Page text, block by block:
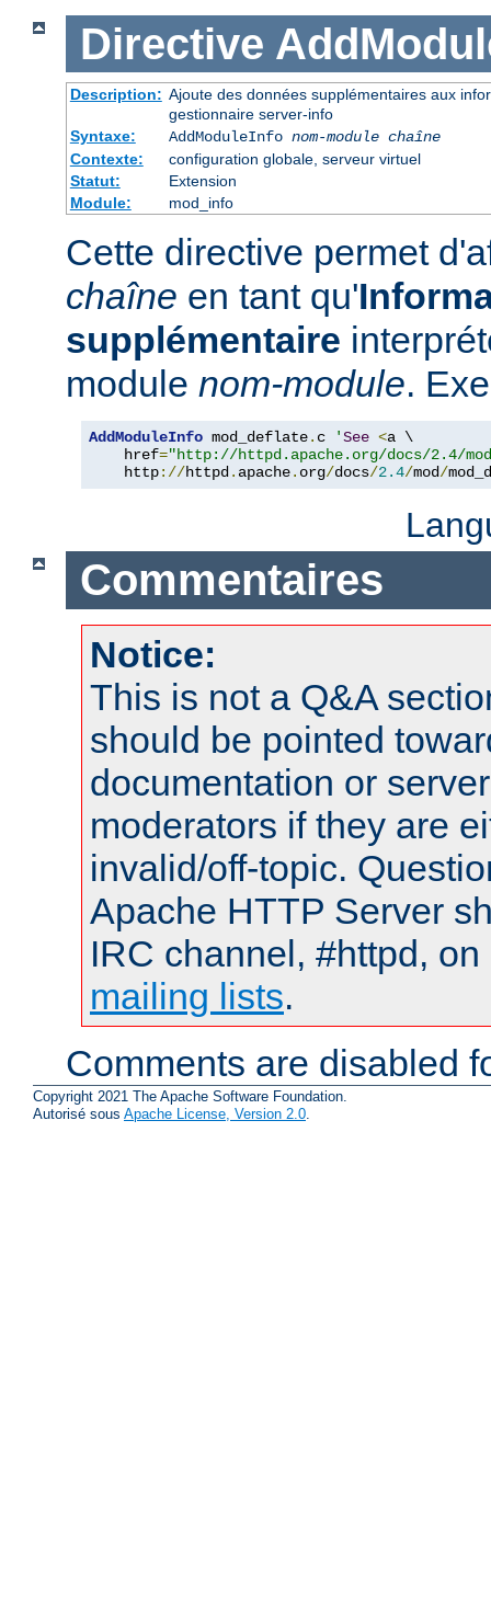
Directive
Description: Ajoute des données supplémentaires aux
gestionnaire server-info
Syntaxe:
AddModuleInfo nom-module chaîne
Contexte:
configuration globale, serveur virtuel
Statut:
Extension
Module:
mod_info
Cette directive permet
chaîne en tant qu'
supplémentaire
module nom-module.
AddModuleInfo mod_deflate. c 'See <a \
    href
="http://httpd.apache.org/docs/2.4/
    http
://httpd. apache. org/docs/2.4/mod/
Commentaires
Notice:
This is not a Q&A
should be pointed
documentation or
moderators if they are
invalid/off-topic.
Apache HTTP Server
IRC channel, #httpd,
mailing lists.
Comments are disabled
Copyright 2021 The Apache Software Foundation.
Autorisé sous Apache License, Version 2.0.